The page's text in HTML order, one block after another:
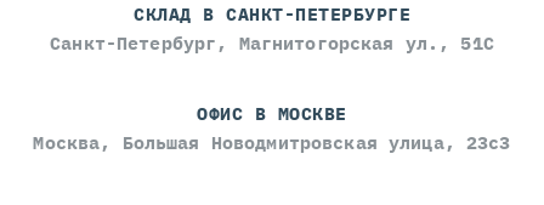
СКЛАД В САНКТ-ПЕТЕРБУРГЕ
Санкт-Петербург, Магнитогорская ул., 51С
ОФИС В МОСКВЕ
Москва, Большая Новодмитровская улица, 23с3